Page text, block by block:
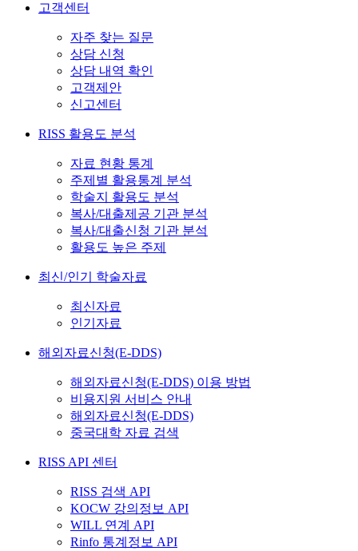
고객센터
자주 찾는 질문
상담 신청
상담 내역 확인
고객제안
신고센터
RISS 활용도 분석
자료 현황 통계
주제별 활용통계 분석
학술지 활용도 분석
복사/대출제공 기관 분석
복사/대출신청 기관 분석
활용도 높은 주제
최신/인기 학술자료
최신자료
인기자료
해외자료신청(E-DDS)
해외자료신청(E-DDS) 이용 방법
비용지원 서비스 안내
해외자료신청(E-DDS)
중국대학 자료 검색
RISS API 센터
RISS 검색 API
KOCW 강의정보 API
WILL 연계 API
Rinfo 통계정보 API